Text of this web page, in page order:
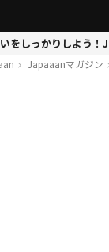
をしっかりしよう！
Japaaanマガジン